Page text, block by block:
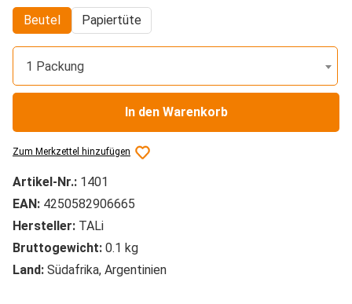
Beutel
Papiertüte
1 Packung
In den Warenkorb
Zum Merkzettel hinzufügen
Artikel-Nr.: 1401
EAN: 4250582906665
Hersteller: TALi
Bruttogewicht: 0.1 kg
Land: Südafrika, Argentinien